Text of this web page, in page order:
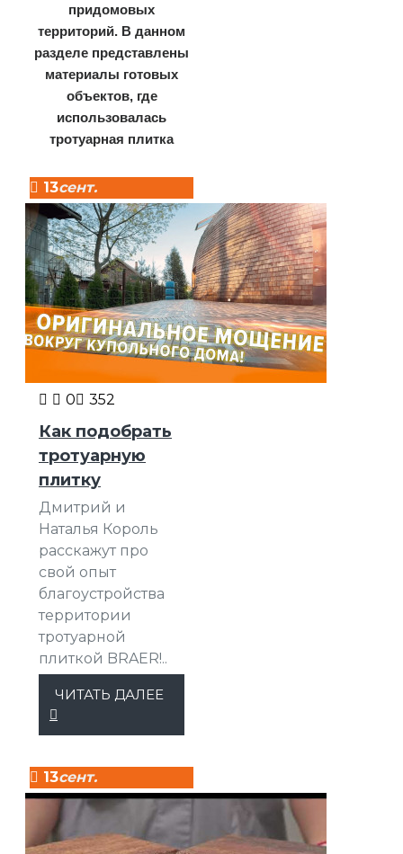
придомовых
территорий. В данном
разделе представлены
материалы готовых
объектов, где
использовалась
тротуарная плитка
13сент.
0 352
Как подобрать
тротуарную
плитку
Дмитрий и
Наталья Король
расскажут про
свой опыт
благоустройства
территории
тротуарной
плиткой BRAER!..
ЧИТАТЬ ДАЛЕЕ
13сент.